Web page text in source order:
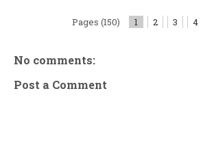
Pages (150) 1 2 3 4
No comments:
Post a Comment